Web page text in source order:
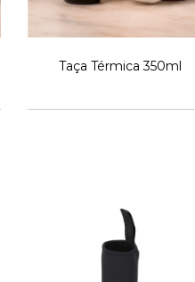
Taça Térmica 350ml